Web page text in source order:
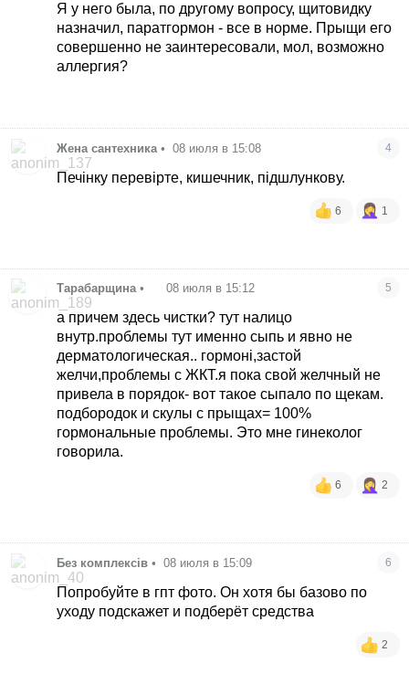
Я у него была, по другому вопросу, щитовидку
назначил, паратгормон - все в норме. Прыщи его
совершенно не заинтересовали, мол, возможно
аллергия?
Жена сантехника • 08 июля в 15:08 4
Печінку перевірте, кишечник, підшлункову.
6 1
Тарабарщина • 08 июля в 15:12 5
а причем здесь чистки? тут налицо
внутр.проблемы тут именно сыпь и явно не
дерматологическая.. гормоні,застой
желчи,проблемы с ЖКТ.я пока свой желчный не
привела в порядок- вот такое сыпало по щекам.
подбородок и скулы с прыщах= 100%
гормональные проблемы. Это мне гинеколог
говорила.
6 2
Без комплексів • 08 июля в 15:09 6
Попробуйте в гпт фото. Он хотя бы базово по
уходу подскажет и подберёт средства
2